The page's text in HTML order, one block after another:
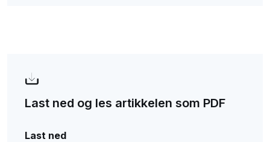
Last ned og les artikkelen som PDF
Last ned